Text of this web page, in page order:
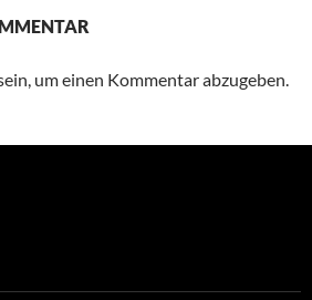
um einen Kommentar abzugeben.